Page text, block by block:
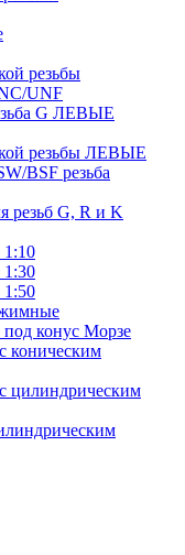
резьбы
UNF
G ЛЕВЫЕ
резьбы ЛЕВЫЕ
BSF резьба
резьб G, R и K
1:10
1:30
1:50
под конус Морзе
коническим
цилиндрическим